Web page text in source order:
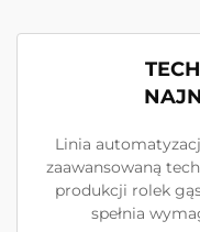
Linia
zaawansowaną
produkcji rolek
spełnia